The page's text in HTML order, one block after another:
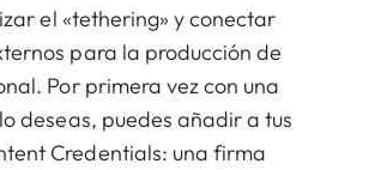
el «tethering» y conectar
para la producción de
Por primera vez con una
deseas, puedes añadir a tus
Credentials: una firma